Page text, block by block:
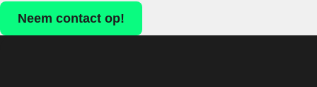
Neem contact op!